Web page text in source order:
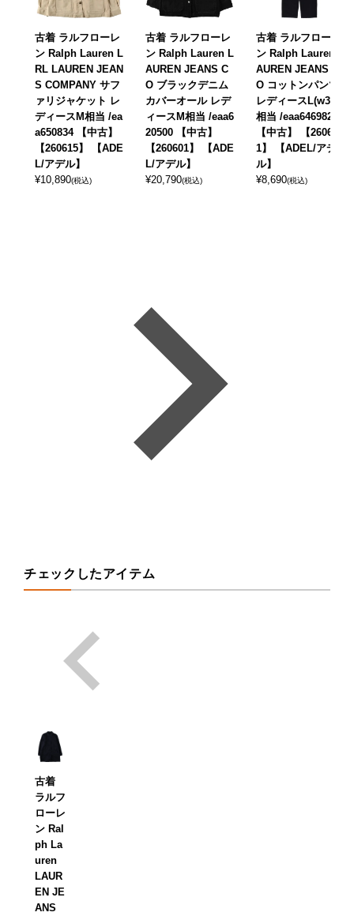
古着 ラルフローレ
ン Ralph Lauren L
RL LAUREN JEAN
S COMPANY サフ
ァリジャケット レ
ディースM相当 /ea
a650834 【中古】
【260615】 【ADE
L/アデル】
¥10,890(税込)
古着 ラルフローレ
ン Ralph Lauren L
AUREN JEANS C
O ブラックデニム
カバーオール レデ
ィースM相当 /eaa6
20500 【中古】
【260601】 【ADE
L/アデル】
¥20,790(税込)
古着 ラルフローレ
ン Ralph Lauren L
AUREN JEANS C
O コットンパンツ
レディースL(w30)
相当 /eaa646982
【中古】 【26060
1】 【ADEL/アデ
ル】
¥8,690(税込)
チェックしたアイテム
古着
ラルフ
ローレ
ン Ral
ph La
uren
LAUR
EN JE
ANS